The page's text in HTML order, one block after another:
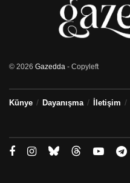
© 2026 Gazedda - Copyleft
Künye Dayanışma İletişim